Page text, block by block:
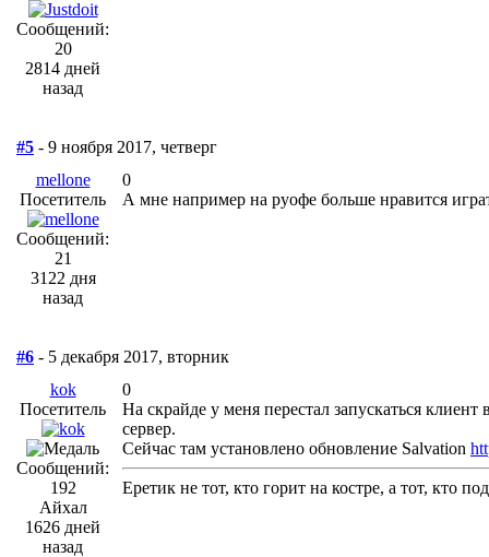
Сообщений:
20
2814 дней
назад
#5 - 9 ноября 2017, четверг
mellone
Посетитель
Сообщений:
21
3122 дня
назад
0
А мне например на руофе больше нравится
#6 - 5 декабря 2017, вторник
kok
Посетитель
Сообщений:
192
Айхал
1626 дней
назад
0
На скрайде у меня перестал запускаться
сервер.
Сейчас там установлено обновление Salvation
Еретик не тот, кто горит на костре, а тот, кто